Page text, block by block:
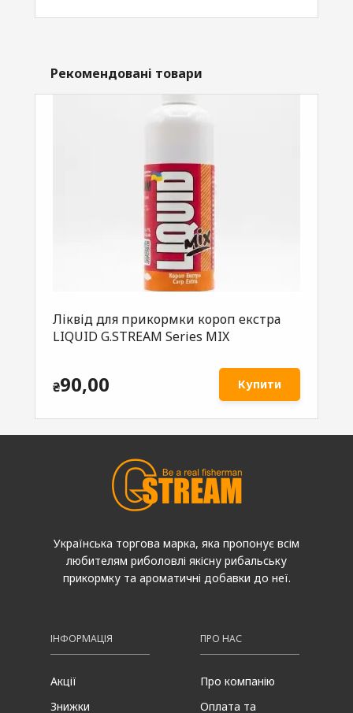
Рекомендовані товари
Ліквід для прикормки короп екстра
LIQUID G.STREAM Series MIX
₴90,00 Купити
Українська торгова марка, яка пропонує всім
любителям риболовлі якісну рибальську
прикормку та ароматичні добавки до неї.
ІНФОРМАЦІЯ
Акції
Знижки
ПРО НАС
Про компанію
Оплата та